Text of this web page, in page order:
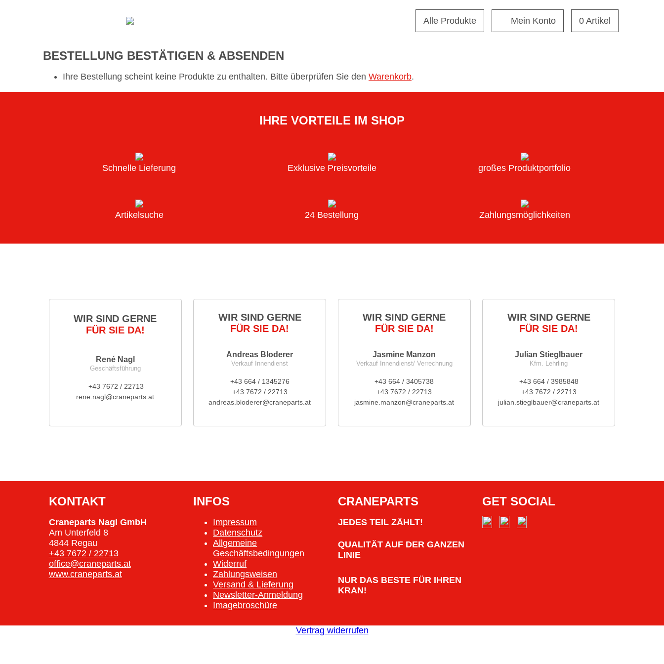
Alle Produkte Mein Konto 0 Artikel
BESTELLUNG BESTÄTIGEN & ABSENDEN
Ihre Bestellung scheint keine Produkte zu enthalten. Bitte überprüfen Sie den Warenkorb.
IHRE VORTEILE IM SHOP
Schnelle Lieferung Exklusive Preisvorteile großes Produktportfolio
Artikelsuche 24 Bestellung Zahlungsmöglichkeiten
WIR SIND GERNE
FÜR SIE DA!
René Nagl
Geschäftsführung
+43 7672 / 22713
rene.nagl@craneparts.at
WIR SIND GERNE
FÜR SIE DA!
Andreas Bloderer
Verkauf Innendienst
+43 664 / 1345276
+43 7672 / 22713
andreas.bloderer@craneparts.at
WIR SIND GERNE
FÜR SIE DA!
Jasmine Manzon
Verkauf Innendienst/ Verrechnung
+43 664 / 3405738
+43 7672 / 22713
jasmine.manzon@craneparts.at
WIR SIND GERNE
FÜR SIE DA!
Julian Stieglbauer
Kfm. Lehrling
+43 664 / 3985848
+43 7672 / 22713
julian.stieglbauer@craneparts.at
KONTAKT
Craneparts Nagl GmbH
Am Unterfeld 8
4844 Regau
+43 7672 / 22713
office@craneparts.at
www.craneparts.at
INFOS
Impressum
Datenschutz
Allgemeine
Geschäftsbedingungen
Widerruf
Zahlungsweisen
Versand & Lieferung
Newsletter-Anmeldung
Imagebroschüre
CRANEPARTS
JEDES TEIL ZÄHLT!
QUALITÄT AUF DER GANZEN
LINIE
NUR DAS BESTE FÜR IHREN
KRAN!
GET SOCIAL
Vertrag widerrufen